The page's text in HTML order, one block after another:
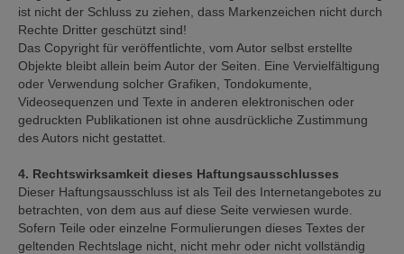
ist nicht der Schluss zu ziehen, dass Markenzeichen nicht durch
Rechte Dritter geschützt sind!
Das Copyright für veröffentlichte, vom Autor selbst erstellte
Objekte bleibt allein beim Autor der Seiten. Eine Vervielfältigung
oder Verwendung solcher Grafiken, Tondokumente,
Videosequenzen und Texte in anderen elektronischen oder
gedruckten Publikationen ist ohne ausdrückliche Zustimmung
des Autors nicht gestattet.
4. Rechtswirksamkeit dieses Haftungsausschlusses
Dieser Haftungsausschluss ist als Teil des Internetangebotes zu
betrachten, von dem aus auf diese Seite verwiesen wurde.
Sofern Teile oder einzelne Formulierungen dieses Textes der
geltenden Rechtslage nicht, nicht mehr oder nicht vollständig